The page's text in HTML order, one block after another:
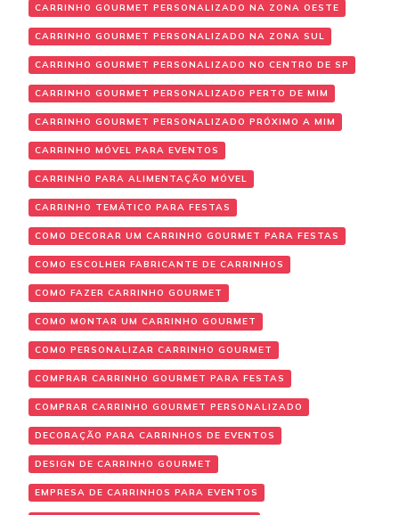
CARRINHO GOURMET PERSONALIZADO NA ZONA OESTE
CARRINHO GOURMET PERSONALIZADO NA ZONA SUL
CARRINHO GOURMET PERSONALIZADO NO CENTRO DE SP
CARRINHO GOURMET PERSONALIZADO PERTO DE MIM
CARRINHO GOURMET PERSONALIZADO PRÓXIMO A MIM
CARRINHO MÓVEL PARA EVENTOS
CARRINHO PARA ALIMENTAÇÃO MÓVEL
CARRINHO TEMÁTICO PARA FESTAS
COMO DECORAR UM CARRINHO GOURMET PARA FESTAS
COMO ESCOLHER FABRICANTE DE CARRINHOS
COMO FAZER CARRINHO GOURMET
COMO MONTAR UM CARRINHO GOURMET
COMO PERSONALIZAR CARRINHO GOURMET
COMPRAR CARRINHO GOURMET PARA FESTAS
COMPRAR CARRINHO GOURMET PERSONALIZADO
DECORAÇÃO PARA CARRINHOS DE EVENTOS
DESIGN DE CARRINHO GOURMET
EMPRESA DE CARRINHOS PARA EVENTOS